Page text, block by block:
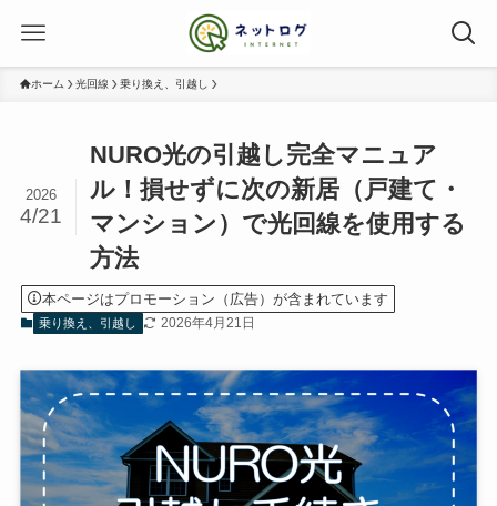
ホーム 光回線 乗り換え、引越し
NURO光の引越し完全マニュア
ル！損せずに次の新居（戸建て・
マンション）で光回線を使用する
方法
2026
4/21
本ページはプロモーション（広告）が含まれています
乗り換え、引越し 2026年4月21日